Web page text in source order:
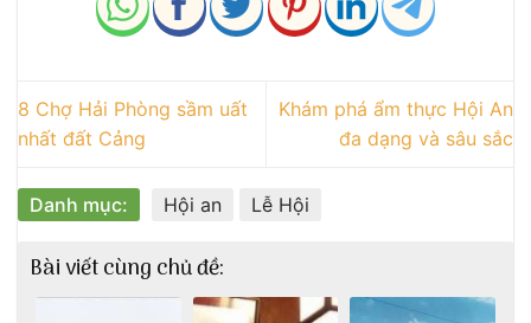
8 Chợ Hải Phòng sầm uất
nhất đất Cảng
Khám phá ẩm thực Hội An
đa dạng và sâu sắc
Danh mục: Hội an Lễ Hội
Bài viết cùng chủ đề: